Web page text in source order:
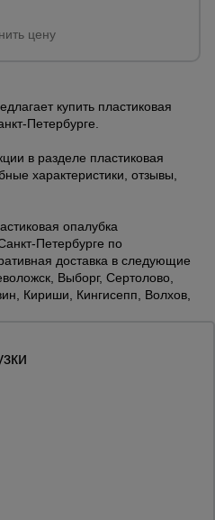
цену
купить пластиковая
Петербурге.
в разделе пластиковая
характеристики, отзывы,
опалубка
Петербурге по
доставка в следующие
Выборг, Сертолово,
Кириши, Кингисепп, Волхов,